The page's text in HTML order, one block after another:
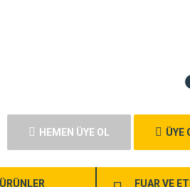
HEMEN ÜYE OL ÜYE
ÜRÜNLER FUAR VE